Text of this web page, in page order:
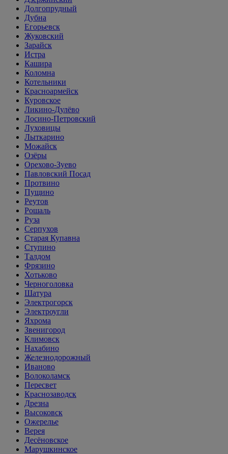
Долгопрудный
Дубна
Егорьевск
Жуковский
Зарайск
Истра
Кашира
Коломна
Котельники
Красноармейск
Куровское
Ликино-Дулёво
Лосино-Петровский
Луховицы
Лыткарино
Можайск
Озёры
Орехово-Зуево
Павловский Посад
Протвино
Пущино
Реутов
Рошаль
Руза
Серпухов
Старая Купавна
Ступино
Талдом
Фрязино
Хотьково
Черноголовка
Шатура
Электрогорск
Электроугли
Яхрома
Звенигород
Климовск
Нахабино
Железнодорожный
Иваново
Волоколамск
Пересвет
Краснозаводск
Дрезна
Высоковск
Ожерелье
Верея
Десёновское
Марушкинское